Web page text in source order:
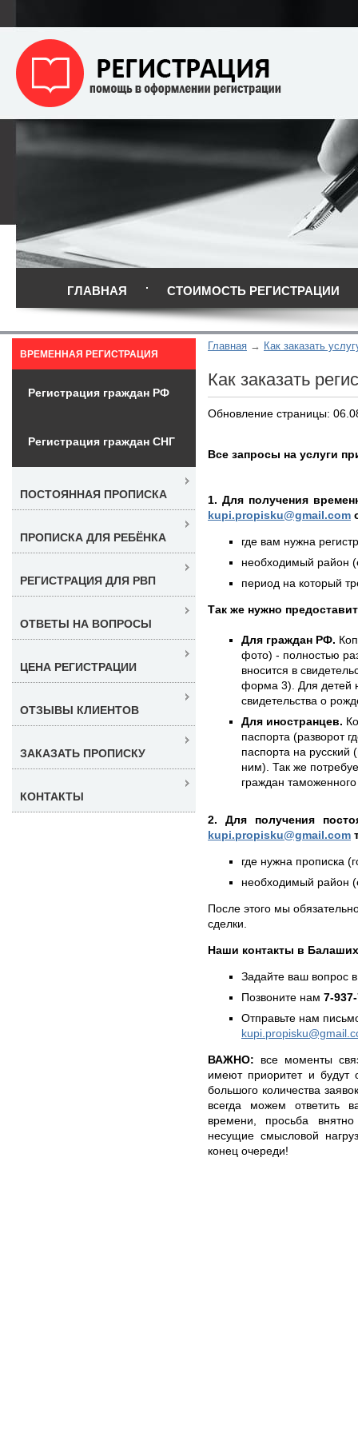
ГЛАВНАЯ СТОИМОСТЬ РЕГИСТРАЦИИ
Главная Как заказать
Как заказать
Обновление страницы:
Все запросы на услуги
1. Для получения
kupi.propisku@gmail.com
где вам нужна
необходимый район
период на который
Так же нужно
Для граждан РФ.
фото) - полностью
вносится в
форма 3). Для детей
свидетельства о
Для иностранцев.
паспорта (разворот
паспорта на русский
ним). Так же
граждан
2. Для получения
kupi.propisku@gmail.com
где нужна прописка
необходимый район
После этого мы
сделки.
Наши контакты в
Задайте ваш вопрос
Позвоните нам 7-
Отправьте нам
ВАЖНО: все моменты
имеют приоритет и будут
большого количества
всегда можем ответить
времени, просьба
несущие смысловой
конец очереди!
ВРЕМЕННАЯ РЕГИСТРАЦИЯ
Регистрация граждан РФ
Регистрация граждан СНГ
ПОСТОЯННАЯ ПРОПИСКА
ПРОПИСКА ДЛЯ РЕБЁНКА
РЕГИСТРАЦИЯ ДЛЯ РВП
ОТВЕТЫ НА ВОПРОСЫ
ЦЕНА РЕГИСТРАЦИИ
ОТЗЫВЫ КЛИЕНТОВ
ЗАКАЗАТЬ ПРОПИСКУ
КОНТАКТЫ